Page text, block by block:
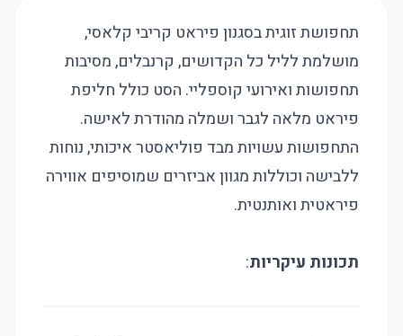
תחפושת זוגית בסגנון פיראט קריבי קלאסי,
מושלמת לליל כל הקדושים, קרנבלים, מסיבות
תחפושות ואירועי קוספליי. הסט כולל חליפת
פיראט מלאה לגבר ושמלה מהודרת לאישה.
התחפושות עשויות מבד פוליאסטר איכותי, נוחות
ללבישה וכוללות מגוון אביזרים שמוסיפים אווירה
פיראטית ואותנטית.
תכונות עיקריות: